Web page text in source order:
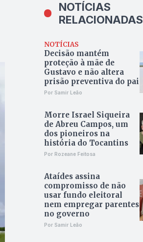
NOTÍCIAS
RELACIONADAS
NOTÍCIAS
Decisão mantém
proteção à mãe de
Gustavo e não altera
prisão preventiva do pai
Por Samir Leão
Morre Israel Siqueira
de Abreu Campos, um
dos pioneiros na
história do Tocantins
Por Rozeane Feitosa
Ataídes assina
compromisso de não
usar fundo eleitoral
nem empregar parentes
no governo
Por Samir Leão